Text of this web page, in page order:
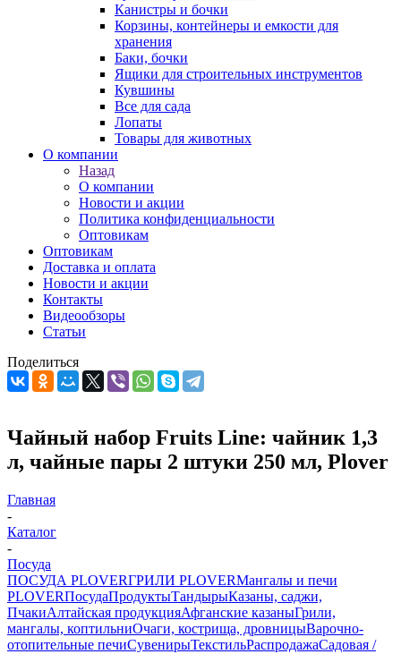
Канистры и бочки
Корзины, контейнеры и емкости для
хранения
Баки, бочки
Ящики для строительных инструментов
Кувшины
Все для сада
Лопаты
Товары для животных
О компании
Назад
О компании
Новости и акции
Политика конфиденциальности
Оптовикам
Оптовикам
Доставка и оплата
Новости и акции
Контакты
Видеообзоры
Статьи
Поделиться
Чайный набор Fruits Line: чайник 1,3
л, чайные пары 2 штуки 250 мл, Plover
Главная
-
Каталог
-
Посуда
ПОСУДА PLOVERГРИЛИ PLOVERМангалы и печи
PLOVERПосудаПродуктыТандырыКазаны, саджи,
ПчакиАлтайская продукцияАфганские казаныГрили,
мангалы, коптильниОчаги, кострища, дровницыВарочно-
отопительные печиСувенирыТекстильРаспродажаСадовая /